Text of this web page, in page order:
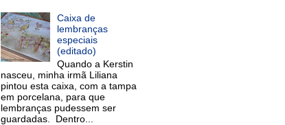
Caixa de
lembranças
especiais
(editado)
Quando a Kerstin
nasceu, minha irmã Liliana
pintou esta caixa, com a tampa
em porcelana, para que
lembranças pudessem ser
guardadas. Dentro...